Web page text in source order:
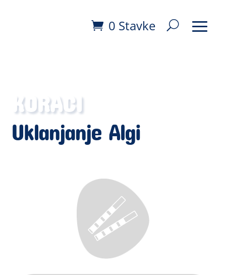
0 Stavke
KORACI
Uklanjanje Algi